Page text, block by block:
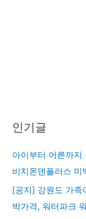
인기글
아이부터 어른까지
비치온덴플러스 미
[공지] 강원도 가족
박가격, 워터파크